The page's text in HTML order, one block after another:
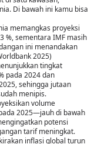
Di bawah ini kamu bisa
memangkas proyeksi
%, sementara IMF masih
ini menandakan
2025)
tingkat
pada 2024 dan
sehingga jutaan
menipis.
volume
2025—jauh di bawah
potensi
tarif meningkat.
inflasi global turun